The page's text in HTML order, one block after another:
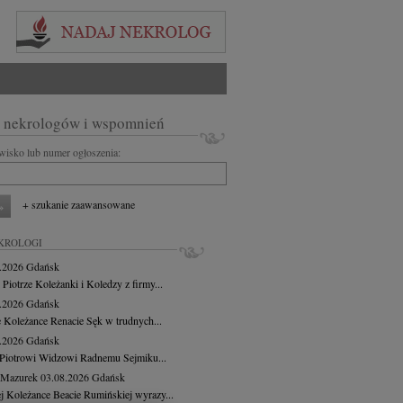
nekrologów i wspomnień
lub numer ogłoszenia:
+ szukanie zaawansowane
Gdańsk
Koleżanki i Koledzy z firmy...
Gdańsk
Koleżance Renacie Sęk w trudnych...
Gdańsk
Widzowi Radnemu Sejmiku...
03.08.2026Gdańsk
Koleżance Beacie Rumińskiej wyrazy...